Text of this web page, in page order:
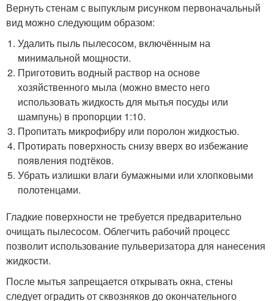
Вернуть стенам с выпуклым рисунком первоначальный
вид можно следующим образом:
Удалить пыль пылесосом, включённым на
минимальной мощности.
Приготовить водный раствор на основе
хозяйственного мыла (можно вместо него
использовать жидкость для мытья посуды или
шампунь) в пропорции 1:10.
Пропитать микрофибру или поролон жидкостью.
Протирать поверхность снизу вверх во избежание
появления подтёков.
Убрать излишки влаги бумажными или хлопковыми
полотенцами.
Гладкие поверхности не требуется предварительно
очищать пылесосом. Облегчить рабочий процесс
позволит использование пульверизатора для нанесения
жидкости.
После мытья запрещается открывать окна, стены
следует оградить от сквозняков до окончательного